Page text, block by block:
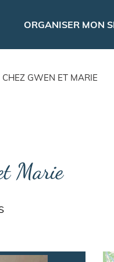
ORGANISER MON
CHEZ GWEN ET MARIE
Marie